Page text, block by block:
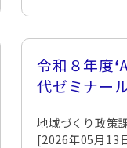
令和８年度
代ゼミナー
３期生）募
地域づくり政策
[2026年05月13